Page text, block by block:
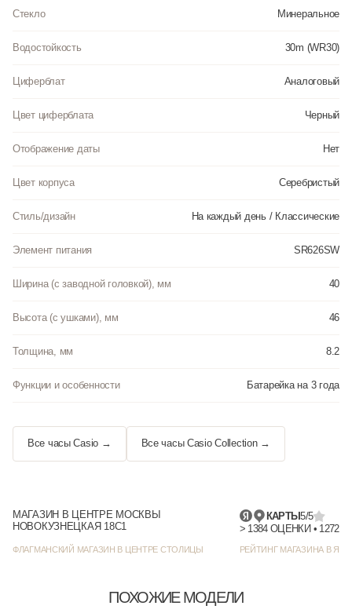
Стекло Минеральное
Водостойкость 30m (WR30)
Циферблат Аналоговый
Цвет циферблата Черный
Отображение даты Нет
Цвет корпуса Серебристый
Стиль/дизайн На каждый день / Классические
Элемент питания SR626SW
Ширина (с заводной головкой), мм 40
Высота (с ушками), мм 46
Толщина, мм 8.2
Функции и особенности Батарейка на 3 года
Все часы Casio → Все часы Casio Collection →
МАГАЗИН В ЦЕНТРЕ МОСКВЫ
НОВОКУЗНЕЦКАЯ 18С1
ФЛАГМАНСКИЙ МАГАЗИН В ЦЕНТРЕ СТОЛИЦЫ
КАРТЫ5/5
РЕЙТИНГ МАГАЗИНА В
ПОХОЖИЕ МОДЕЛИ